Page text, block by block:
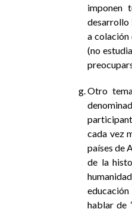
imponen
desarrollo
a colación
(no
Otro
cada vez
países de
de la
hablar de